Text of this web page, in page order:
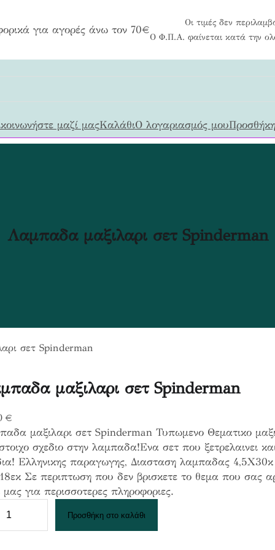
για αγορές άνω τον 70€
Οι τιμές δεν
Ο Φ.Π.Α. φαίνεται κατά την
μαζί μαςΚαλάθιΟ λογαριασμός μου
Λαμπαδα μαξιλαρι σετ Spinderman
σετ Spinderman
μαξιλαρι σετ Spinderman
€
μαξιλαρι σετ Spinderman Τυπωμενο Θεματικο
σχεδιο στην λαμπαδα!Ενα σετ που ξετρελαινει
Ελληνικης παραγωγης, Διασταση λαμπαδας 4,5Χ30κ
Σε περιπτωση που δεν βρισκετε το θεμα που σας
μας για περισσοτερες πληροφοριες.
Προσθήκη στο καλάθι